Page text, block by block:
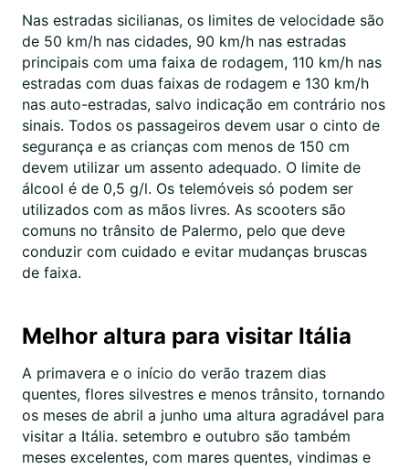
Nas estradas sicilianas, os limites de velocidade são
de 50 km/h nas cidades, 90 km/h nas estradas
principais com uma faixa de rodagem, 110 km/h nas
estradas com duas faixas de rodagem e 130 km/h
nas auto-estradas, salvo indicação em contrário nos
sinais. Todos os passageiros devem usar o cinto de
segurança e as crianças com menos de 150 cm
devem utilizar um assento adequado. O limite de
álcool é de 0,5 g/l. Os telemóveis só podem ser
utilizados com as mãos livres. As scooters são
comuns no trânsito de Palermo, pelo que deve
conduzir com cuidado e evitar mudanças bruscas
de faixa.
Melhor altura para visitar Itália
A primavera e o início do verão trazem dias
quentes, flores silvestres e menos trânsito, tornando
os meses de abril a junho uma altura agradável para
visitar a Itália. setembro e outubro são também
meses excelentes, com mares quentes, vindimas e